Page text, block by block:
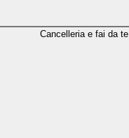
Cancelleria e fai da te